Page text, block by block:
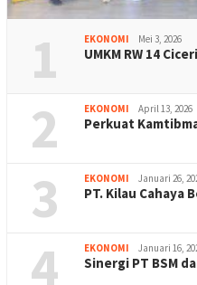
1 EKONOMI Mei 3, 2026
UMKM RW 14
2 EKONOMI April 13, 2026
Perkuat
3 EKONOMI Januari 26,
PT. Kilau Cahaya
4 EKONOMI Januari 16,
Sinergi PT BSM